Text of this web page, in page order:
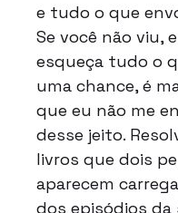
e tudo o que
Se você não viu,
esqueça tudo o
uma chance, é
que eu não me
desse jeito.
livros que dois
aparecem
dos episódios